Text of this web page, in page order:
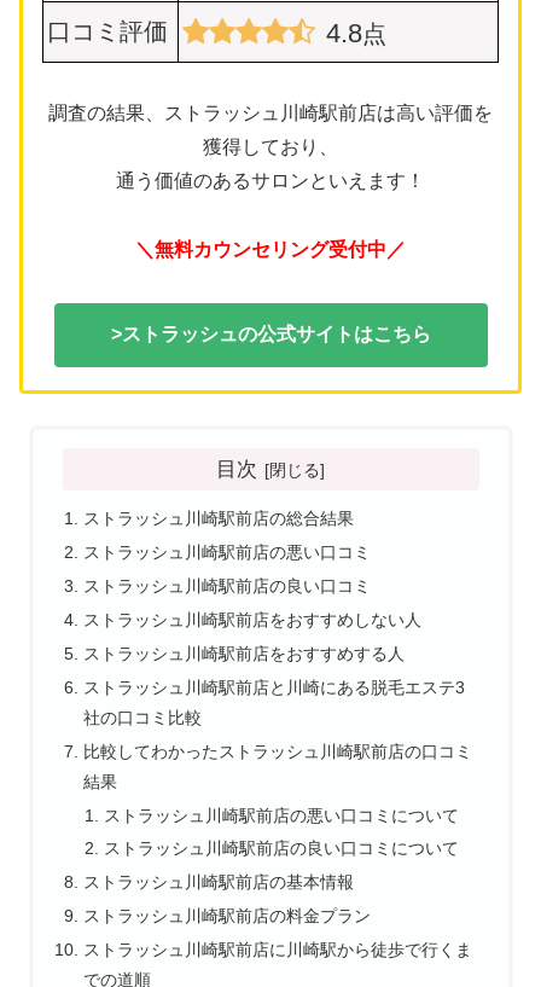
口コミ評価 4.8点
調査の結果、ストラッシュ川崎駅前店は高い評価を
獲得しており、
通う価値のあるサロンといえます！
＼無料カウンセリング受付中／
>ストラッシュの公式サイトはこちら
目次
ストラッシュ川崎駅前店の総合結果
ストラッシュ川崎駅前店の悪い口コミ
ストラッシュ川崎駅前店の良い口コミ
ストラッシュ川崎駅前店をおすすめしない人
ストラッシュ川崎駅前店をおすすめする人
ストラッシュ川崎駅前店と川崎にある脱毛エステ3
社の口コミ比較
比較してわかったストラッシュ川崎駅前店の口コミ
結果
ストラッシュ川崎駅前店の悪い口コミについて
ストラッシュ川崎駅前店の良い口コミについて
ストラッシュ川崎駅前店の基本情報
ストラッシュ川崎駅前店の料金プラン
ストラッシュ川崎駅前店に川崎駅から徒歩で行くま
での道順